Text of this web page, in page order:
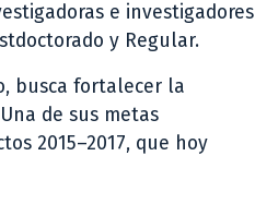
e investigadores
y Regular.
busca fortalecer la
de sus metas
2015–2017, que hoy